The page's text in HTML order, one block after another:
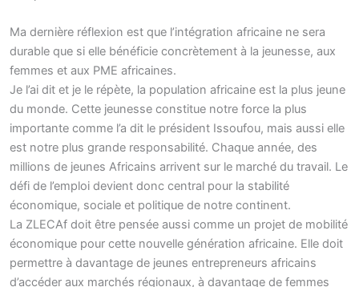
Ma dernière réflexion est que l’intégration africaine ne sera
durable que si elle bénéficie concrètement à la jeunesse, aux
femmes et aux PME africaines.
Je l’ai dit et je le répète, la population africaine est la plus jeune
du monde. Cette jeunesse constitue notre force la plus
importante comme l’a dit le président Issoufou, mais aussi elle
est notre plus grande responsabilité. Chaque année, des
millions de jeunes Africains arrivent sur le marché du travail. Le
défi de l’emploi devient donc central pour la stabilité
économique, sociale et politique de notre continent.
La ZLECAf doit être pensée aussi comme un projet de mobilité
économique pour cette nouvelle génération africaine. Elle doit
permettre à davantage de jeunes entrepreneurs africains
d’accéder aux marchés régionaux, à davantage de femmes